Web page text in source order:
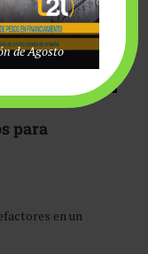
para
en un
de Agosto